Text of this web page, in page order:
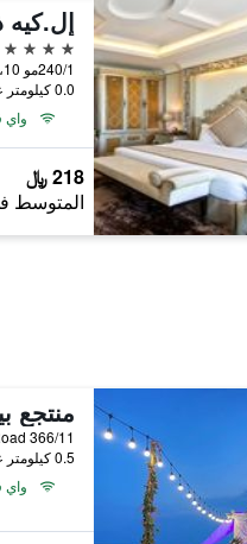
إل.كيه
4 نجوم
0.0 كيلومتر عن وسط المدينة
واي
218 ﷼
المتوسط
منتجع
366/11 Moo 12, Phra Tam Nak 4 Road, باتايا, تايلاند
0.5 كيلومتر عن وسط المدينة
واي